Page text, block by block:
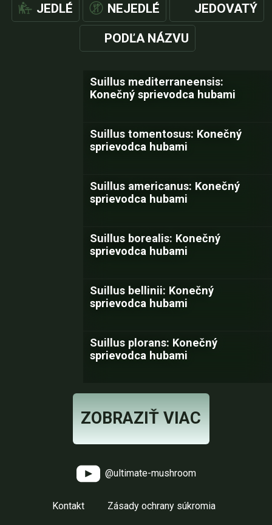
JEDLÉ NEJEDLÉ JEDOVATÝ
PODĽA NÁZVU
Suillus mediterraneensis:
Konečný sprievodca hubami
Suillus tomentosus: Konečný
sprievodca hubami
Suillus americanus: Konečný
sprievodca hubami
Suillus borealis: Konečný
sprievodca hubami
Suillus bellinii: Konečný
sprievodca hubami
Suillus plorans: Konečný
sprievodca hubami
ZOBRAZIŤ VIAC
@ultimate-mushroom
Kontakt Zásady ochrany súkromia